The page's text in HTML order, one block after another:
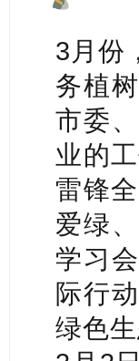
3月份
务植
市委
业的
雷锋
爱绿
学习
际行
绿色生